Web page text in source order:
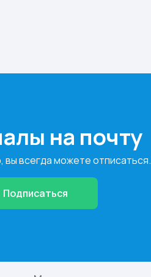
на почту
всегда можете отписаться.
Подписаться